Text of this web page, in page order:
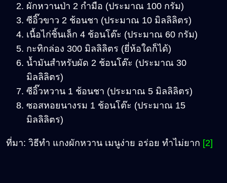
ผักหวานป่า 2 กำมือ (ประมาณ 100 กรัม)
ซีอิ๊วขาว 2 ช้อนชา (ประมาณ 10 มิลลิลิตร)
เนื้อไก่ชิ้นเล็ก 4 ช้อนโต๊ะ (ประมาณ 60 กรัม)
กะทิกล่อง 300 มิลลิลิตร (ยี่ห้อใดก็ได้)
น้ำมันสำหรับผัด 2 ช้อนโต๊ะ (ประมาณ 30
มิลลิลิตร)
ซีอิ๊วหวาน 1 ช้อนชา (ประมาณ 5 มิลลิลิตร)
ซอสหอยนางรม 1 ช้อนโต๊ะ (ประมาณ 15
มิลลิลิตร)
ที่มา: วิธีทำ แกงผักหวาน เมนูง่าย อร่อย ทำไม่ยาก [2]